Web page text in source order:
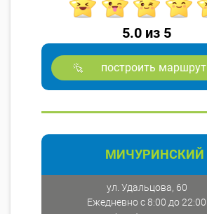
5.0 из 5
построить маршрут
МИЧУРИНСКИЙ
ул. Удальцова, 60
Ежедневно с 8:00 до 22:00